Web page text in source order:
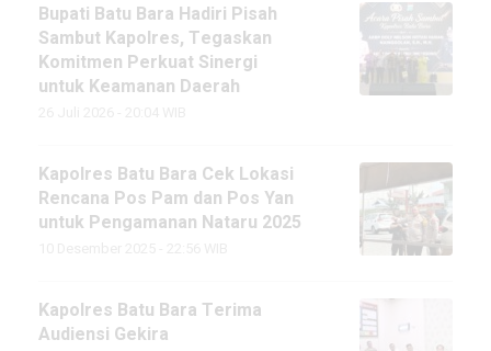
Bupati Batu Bara Hadiri Pisah
Sambut Kapolres, Tegaskan
Komitmen Perkuat Sinergi
untuk Keamanan Daerah
Kapolres Batu Bara Cek Lokasi
Rencana Pos Pam dan Pos Yan
untuk Pengamanan Nataru 2025
Kapolres Batu Bara Terima
Audiensi Gekira